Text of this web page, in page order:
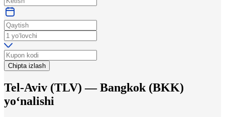
Chipta izlash
Tel-Aviv (TLV) —Bangkok (BKK)
yo‘nalishi